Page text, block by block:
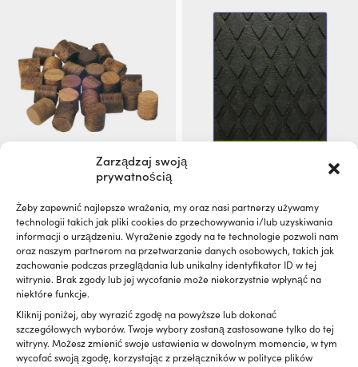
Zarządzaj swoją
prywatnością
Żeby zapewnić najlepsze wrażenia, my oraz nasi partnerzy używamy
technologii takich jak pliki cookies do przechowywania i/lub uzyskiwania
informacji o urządzeniu. Wyrażenie zgody na te technologie pozwoli nam
oraz naszym partnerom na przetwarzanie danych osobowych, takich jak
zachowanie podczas przeglądania lub unikalny identyfikator ID w tej
witrynie. Brak zgody lub jej wycofanie może niekorzystnie wpłynąć na
niektóre funkcje.
Kliknij poniżej, aby wyrazić zgodę na powyższe lub dokonać
szczegółowych wyborów. Twoje wybory zostaną zastosowane tylko do tej
witryny. Możesz zmienić swoje ustawienia w dowolnym momencie, w tym
wycofać swoją zgodę, korzystając z przełączników w polityce plików
Korek teakowy Roca, Ø15 mm,
opakowanie 20 szt.
10,94€
VAT wlicz.
1 W MAGAZYNIE (MOŻE BYĆ
ZAMÓWIONY)
antypoślizgowa do łodzi
Treadmaster Anti-Slip
Diamond Pattern (PSA) Black,
412 x 203 x 3 mm, 2-pack
VAT wlicz.
1 W MAGAZYNIE (MOŻE BYĆ
ZAMÓWIONY)